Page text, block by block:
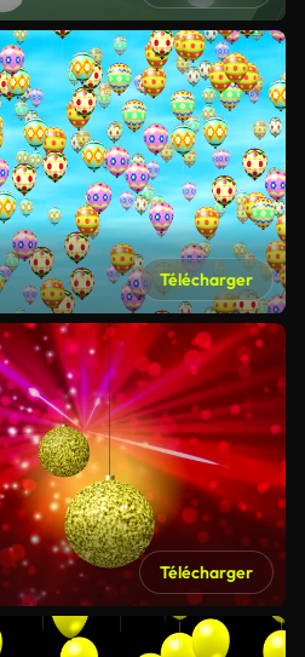
Télécharger
Télécharger